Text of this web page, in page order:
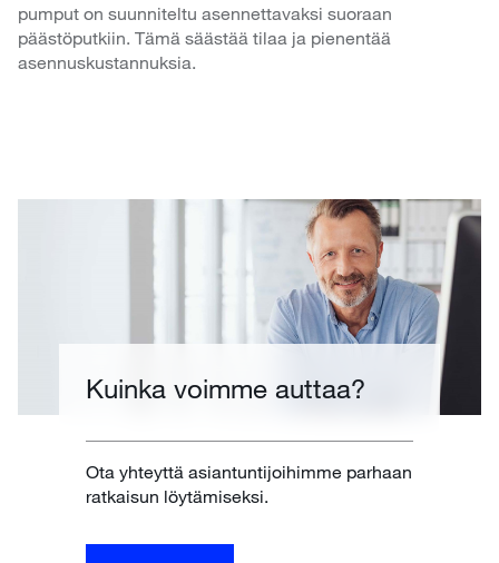
pumput on suunniteltu asennettavaksi suoraan
päästöputkiin. Tämä säästää tilaa ja pienentää
asennuskustannuksia.
Kuinka voimme auttaa?
Ota yhteyttä asiantuntijoihimme parhaan
ratkaisun löytämiseksi.